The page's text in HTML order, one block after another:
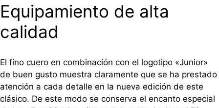
Equipamiento de alta
calidad
El fino cuero en combinación con el logotipo «Junior»
de buen gusto muestra claramente que se ha prestado
atención a cada detalle en la nueva edición de este
clásico. De este modo se conserva el encanto especial